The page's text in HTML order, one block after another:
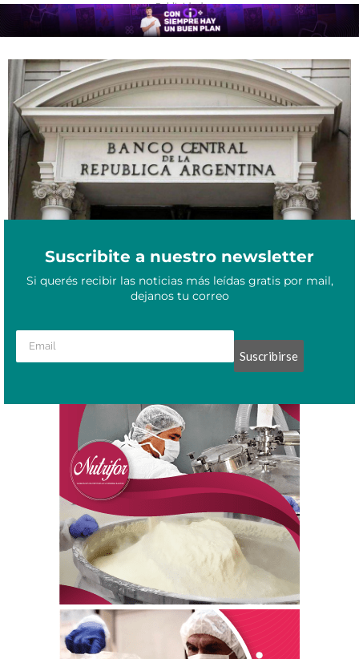
- Publicidad -
BCRA anuncia cierre de 12 tesoros regionales: preocupación por
distribución de efectivo y empleo
Marzo 21, 2026
Suscribite a nuestro newsletter
Si querés recibir las noticias más leídas gratis por mail,
dejanos tu correo
Suscribirse